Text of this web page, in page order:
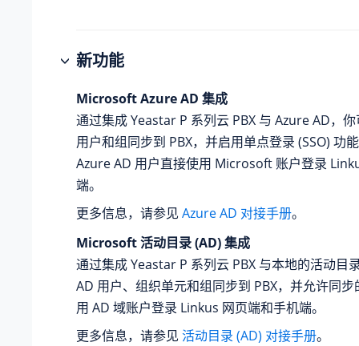
新功能
Microsoft Azure AD 集成
通过集成Yeastar P 系列云 PBX 与 Azure AD，
用户和组同步到 PBX，并启用单点登录 (SSO) 功
Azure AD 用户直接使用 Microsoft 账户登录
端。
更多信息，请参见 Azure AD 对接手册。
Microsoft 活动目录 (AD) 集成
通过集成Yeastar P 系列云 PBX 与本地的活动目
AD 用户、组织单元和组同步到 PBX，并允许同
用 AD 域账户登录 Linkus 网页端和手机端。
更多信息，请参见 活动目录 (AD) 对接手册。